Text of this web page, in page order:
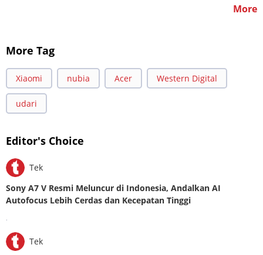
More
More Tag
Xiaomi nubia Acer Western Digital
udari
Editor's Choice
Tek
Sony A7 V Resmi Meluncur di Indonesia, Andalkan AI
Autofocus Lebih Cerdas dan Kecepatan Tinggi
Tek